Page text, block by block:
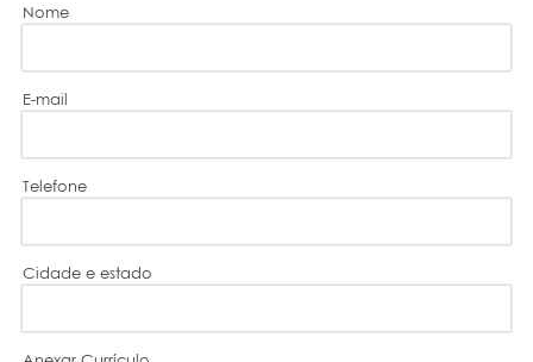
Nome
E-mail
Telefone
Cidade e estado